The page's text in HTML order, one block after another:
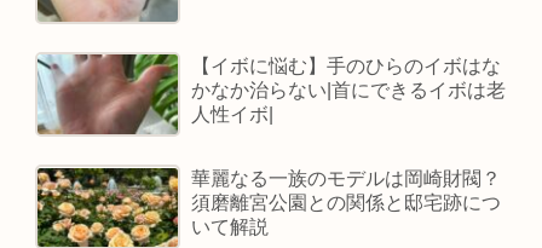
【イボに悩む】手のひらのイボはな
かなか治らない|首にできるイボは老
人性イボ|
華麗なる一族のモデルは岡崎財閥？
須磨離宮公園との関係と邸宅跡につ
いて解説